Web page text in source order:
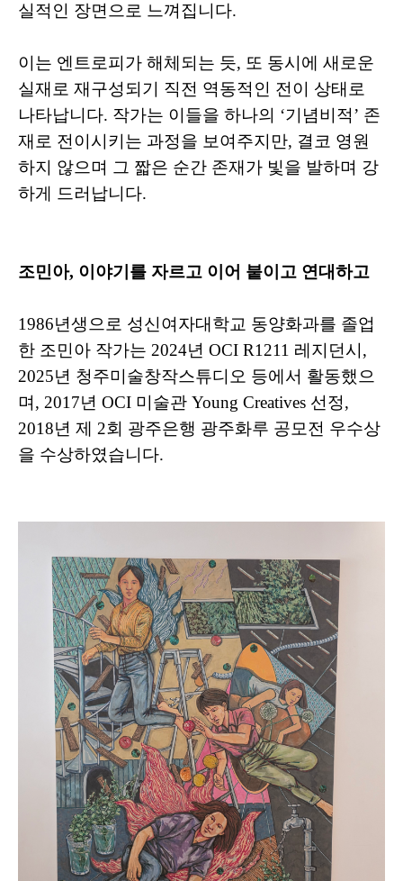
실적인 장면으로 느껴집니다.
이는 엔트로피가 해체되는 듯, 또 동시에 새로운
실재로 재구성되기 직전 역동적인 전이 상태로
나타납니다. 작가는 이들을 하나의 ‘기념비적’ 존
재로 전이시키는 과정을 보여주지만, 결코 영원
하지 않으며 그 짧은 순간 존재가 빛을 발하며 강
하게 드러납니다.
조민아, 이야기를 자르고 이어 붙이고 연대하고
1986년생으로 성신여자대학교 동양화과를 졸업
한 조민아 작가는 2024년 OCI R1211 레지던시,
2025년 청주미술창작스튜디오 등에서 활동했으
며, 2017년 OCI 미술관 Young Creatives 선정,
2018년 제 2회 광주은행 광주화루 공모전 우수상
을 수상하였습니다.